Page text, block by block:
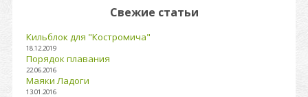
Свежие статьи
Кильблок для "Костромича"
18.12.2019
Порядок плавания
22.06.2016
Маяки Ладоги
13.01.2016